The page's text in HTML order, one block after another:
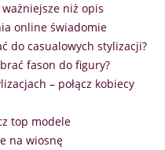
niż opis
online świadomie
do casualowych stylizacji?
fason do figury?
– połącz kobiecy
top modele
na wiosnę